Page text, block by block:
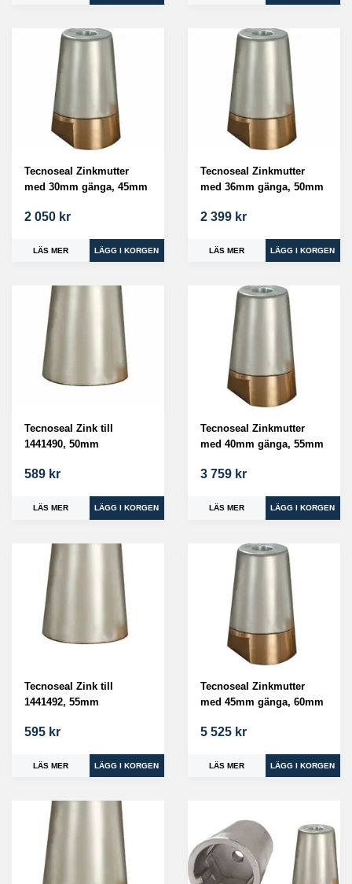
Tecnoseal Zinkmutter
med 30mm gänga, 45mm
2 050 kr
LÄS MER
Tecnoseal Zinkmutter
med 36mm gänga, 50mm
2 399 kr
LÄS MER
Tecnoseal Zink till
1441490, 50mm
589 kr
LÄS MER
Tecnoseal Zinkmutter
med 40mm gänga, 55mm
3 759 kr
LÄS MER
Tecnoseal Zink till
1441492, 55mm
595 kr
LÄS MER
Tecnoseal Zinkmutter
med 45mm gänga, 60mm
5 525 kr
LÄS MER